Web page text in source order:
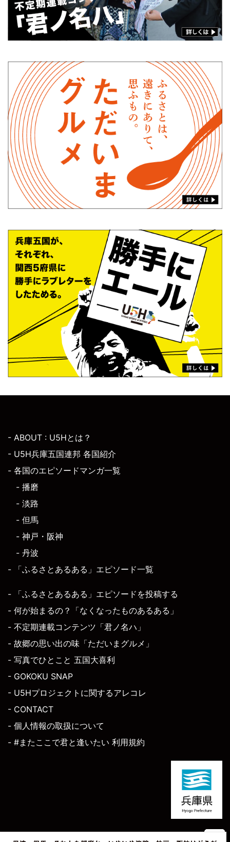
- ABOUT : U5Hとは？
- U5H兵庫五国連邦 各国紹介
- 各国のエピソードマンガ一覧
- 播磨
- 淡路
- 但馬
- 神戸・阪神
- 丹波
- 「ふるさとあるある」エピソード一覧
- 「ふるさとあるある」エピソードを投稿する
- 何が始まるの？「なくなったものあるある」
- 不定期連載コンテンツ「君ノ名ハ」
- 故郷の思い出の味「ただいまグルメ」
- 写真でひとこと 五国大喜利
- GOKOKU SNAP
- U5Hプロジェクトに関するアレコレ
- CONTACT
- 個人情報の取扱について
- #またここで君と逢いたい 利用規約